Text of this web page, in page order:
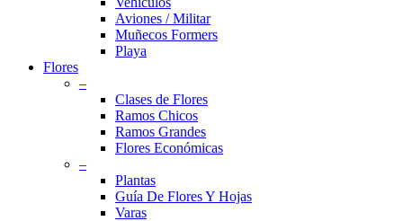
Aviones / Militar
Muñecos Formers
Playa
Flores
–
Clases de Flores
Ramos Chicos
Ramos Grandes
Flores Económicas
–
Plantas
Guía De Flores Y Hojas
Varas